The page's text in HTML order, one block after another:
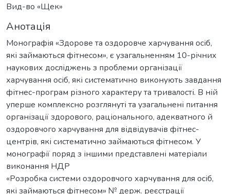
Вид-во «Щек»
Анотація
Монографія «Здорове та оздоровче харчування осіб,
які займаються фітнесом», є узагальненням 10-річних
наукових досліджень з проблеми організації
харчування осіб, які систематично виконують завдання
фітнес-програм різного характеру та тривалості. В ній
уперше комплексно розглянуті та узагальнені питання
організації здорового, раціонального, адекватного й
оздоровчого харчування для відвідувачів фітнес-
центрів, які систематично займаються фітнесом. У
монографії поряд з іншими представлені матеріали
виконання НДР
«Розробка системи оздоровчого харчування для осіб,
які займаються фітнесом» № держ. реєстрації